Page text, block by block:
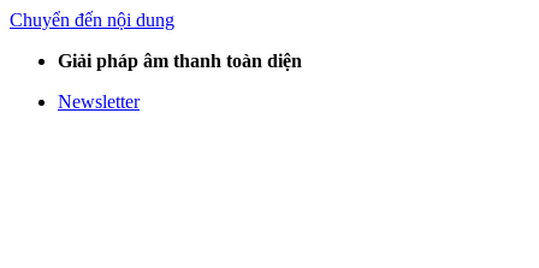
Chuyển đến nội dung
Giải pháp âm thanh toàn diện
Newsletter